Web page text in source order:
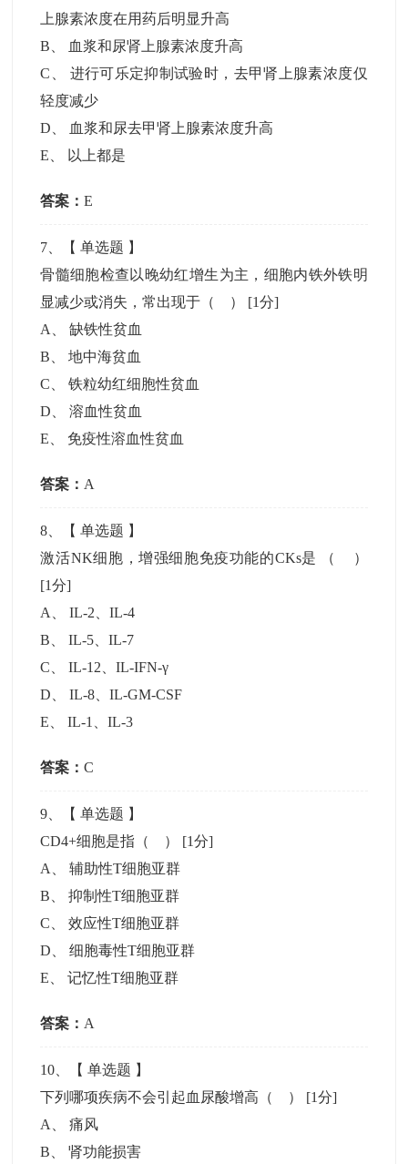
上腺素浓度在用药后明显升高
B
血浆和尿肾上腺素浓度升高
C
进行可乐定抑制试验时，去甲肾上腺素浓度仅
轻度减少
D
血浆和尿去甲肾上腺素浓度升高
E
以上都是
答案：E
7 、【单选题 】
骨髓细胞检查以晚幼红增生为主，细胞内铁外铁明
显减少或消失，常出现于（ ） [1分]
A
、缺铁性贫血
B 、地中海贫血
C 、铁粒幼红细胞性贫血
D 、溶血性贫血
E
免疫性溶血性贫血
答案： A
8 、【单选题 】
激活NK细胞，增强细胞免疫功能的CKs是 （ ）
[1分]
A
、IL-2、IL-4
B 、IL-5、IL-7
C 、IL-12、IL-IFN-γ
D 、IL-8、IL-GM-CSF
E 、IL-1、IL-3
答案：C
9 、【单选题 】
CD4+细胞是指（ ） [1分]
A
、辅助性T细胞亚群
B 、抑制性T细胞亚群
C 、效应性T细胞亚群
D 、细胞毒性T细胞亚群
E 、记忆性T细胞亚群
答案： A
10 、【单选题 】
下列哪项疾病不会引起血尿酸增高（ ） [1分]
A
、痛风
B 、肾功能损害